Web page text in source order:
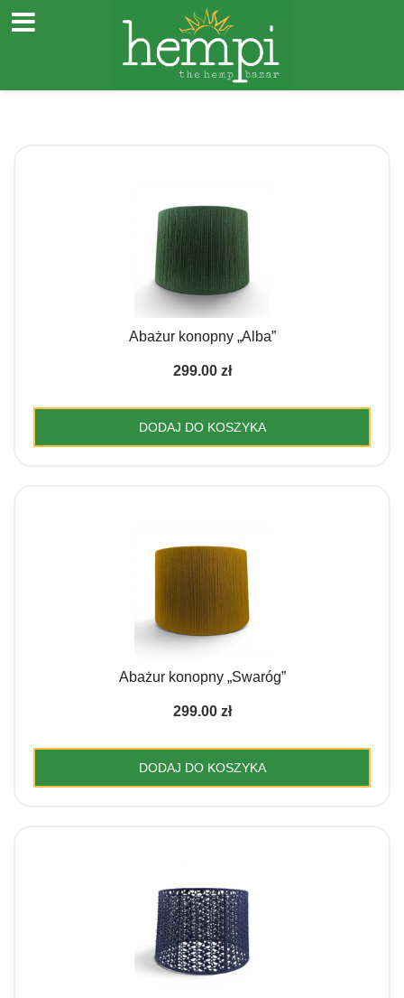
Abażur konopny „Alba”
299.00 zł
DODAJ DO KOSZYKA
Abażur konopny „Swaróg”
299.00 zł
DODAJ DO KOSZYKA